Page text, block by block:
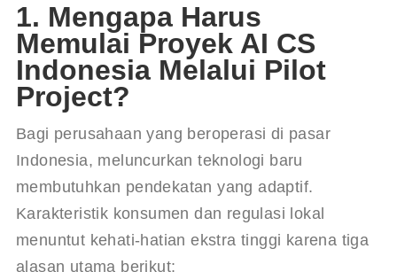
1. Mengapa Harus
Memulai Proyek AI CS
Indonesia Melalui Pilot
Project?
Bagi perusahaan yang beroperasi di pasar
Indonesia, meluncurkan teknologi baru
membutuhkan pendekatan yang adaptif.
Karakteristik konsumen dan regulasi lokal
menuntut kehati-hatian ekstra tinggi karena tiga
alasan utama berikut: